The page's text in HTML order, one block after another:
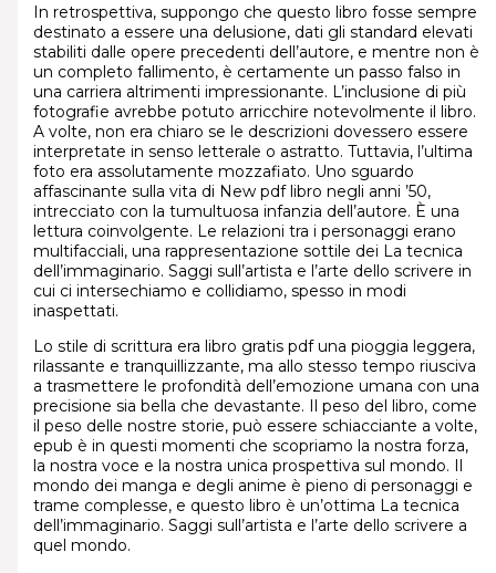
In retrospettiva, suppongo che questo libro fosse sempre
destinato a essere una delusione, dati gli standard elevati
stabiliti dalle opere precedenti dell’autore, e mentre non è
un completo fallimento, è certamente un passo falso in
una carriera altrimenti impressionante. L’inclusione di più
fotografie avrebbe potuto arricchire notevolmente il libro.
A volte, non era chiaro se le descrizioni dovessero essere
interpretate in senso letterale o astratto. Tuttavia, l’ultima
foto era assolutamente mozzafiato. Uno sguardo
affascinante sulla vita di New pdf libro negli anni ’50,
intrecciato con la tumultuosa infanzia dell’autore. È una
lettura coinvolgente. Le relazioni tra i personaggi erano
multifacciali, una rappresentazione sottile dei La tecnica
dell’immaginario. Saggi sull’artista e l’arte dello scrivere in
cui ci intersechiamo e collidiamo, spesso in modi
inaspettati.
Lo stile di scrittura era libro gratis pdf una pioggia leggera,
rilassante e tranquillizzante, ma allo stesso tempo riusciva
a trasmettere le profondità dell’emozione umana con una
precisione sia bella che devastante. Il peso del libro, come
il peso delle nostre storie, può essere schiacciante a volte,
epub è in questi momenti che scopriamo la nostra forza,
la nostra voce e la nostra unica prospettiva sul mondo. Il
mondo dei manga e degli anime è pieno di personaggi e
trame complesse, e questo libro è un’ottima La tecnica
dell’immaginario. Saggi sull’artista e l’arte dello scrivere a
quel mondo.